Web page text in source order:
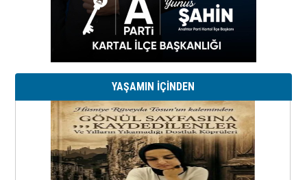
YAŞAMIN İÇİNDEN